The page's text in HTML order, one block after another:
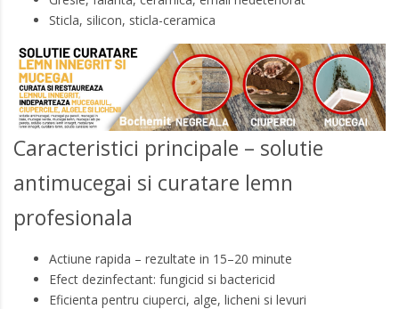
Sticla, silicon, sticla-ceramica
Caracteristici principale – solutie
antimucegai si curatare lemn
profesionala
Actiune rapida – rezultate in 15–20 minute
Efect dezinfectant: fungicid si bactericid
Eficienta pentru ciuperci, alge, licheni si levuri